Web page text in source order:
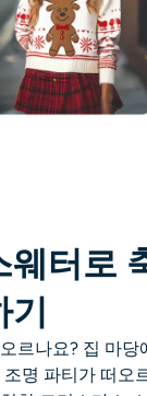
웨터로
기
르나요? 집 마
명 파티가 떠오